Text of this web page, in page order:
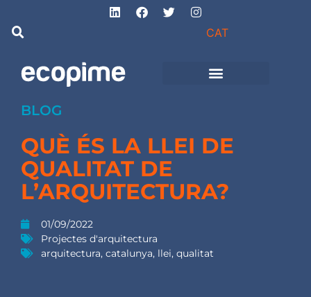
CAT
BLOG
QUÈ ÉS LA LLEI DE
QUALITAT DE
L’ARQUITECTURA?
01/09/2022
Projectes d'arquitectura
arquitectura, catalunya, llei, qualitat